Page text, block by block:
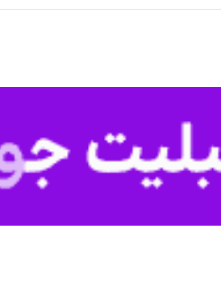
شتافت كه بسياري از مردم ايران خاطره هايي…